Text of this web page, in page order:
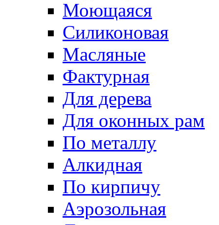
Моющаяся
Силиконовая
Масляные
Фактурная
Для дерева
Для оконных рам
По металлу
Алкидная
По кирпичу
Аэрозольная